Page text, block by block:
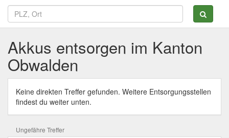
Akkus entsorgen im Kanton
Obwalden
Keine direkten Treffer gefunden. Weitere Entsorgungsstellen
findest du weiter unten.
Ungefähre Treffer